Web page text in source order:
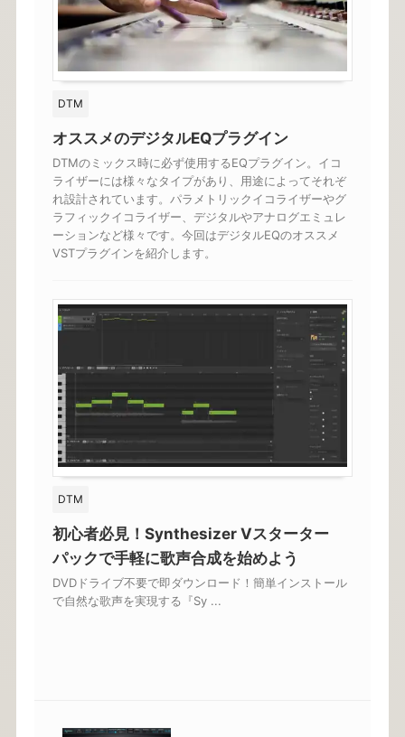
DTM
オススメのデジタルEQプラグイン
DTMのミックス時に必ず使用するEQプラグイン。イコ
ライザーには様々なタイプがあり、用途によってそれぞ
れ設計されています。パラメトリックイコライザーやグ
ラフィックイコライザー、デジタルやアナログエミュレ
ーションなど様々です。今回はデジタルEQのオススメ
VSTプラグインを紹介します。
DTM
初心者必見！Synthesizer Vスターター
パックで手軽に歌声合成を始めよう
DVDドライブ不要で即ダウンロード！簡単インストール
で自然な歌声を実現する『Sy ...